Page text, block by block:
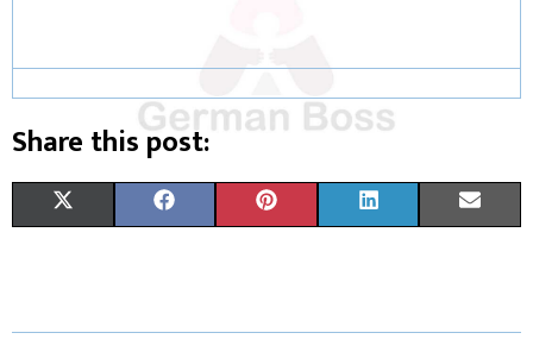
Share this post:
W E T K I